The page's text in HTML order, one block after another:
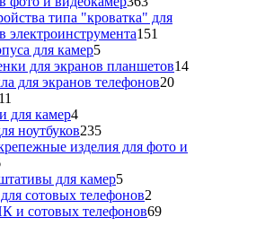
товара
типа "кроватка" для
электроинструмента151
для камер55
товаров
для экранов планшетов1414
для экранов телефонов2020
товаров
для камер44
товара
ноутбуков235235
товаров
изделия для фото и
26
товаровдля камер55
товаров
сотовых телефонов2
товара
и сотовых телефонов6969